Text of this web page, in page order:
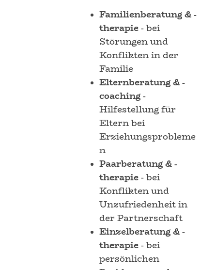
Familienberatung & -
therapie- bei
Störungen und
Konflikten in der
Familie
Elternberatung& -
coaching-
Hilfestellung für
Eltern bei
Erziehungsprobleme
n
Paarberatung & -
therapie- bei
Konflikten und
Unzufriedenheit in
der Partnerschaft
Einzelberatung & -
therapie- bei
persönlichen